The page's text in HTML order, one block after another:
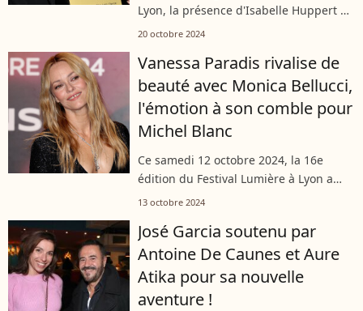
Lyon, la présence d'Isabelle Huppert et
de nombreuses personnalités, dont
a illuminé l'événement. L'actrice...
20 octobre 2024
Vanessa Paradis rivalise de
beauté avec Monica Bellucci,
l'émotion à son comble pour
Michel Blanc
Ce samedi 12 octobre 2024, la 16e
édition du Festival Lumière à Lyon a
débuté avec un vibrant hommage à
semaine passée, en présence de stars
telles...
13 octobre 2024
José Garcia soutenu par
Antoine De Caunes et Aure
Atika pour sa nouvelle
aventure !